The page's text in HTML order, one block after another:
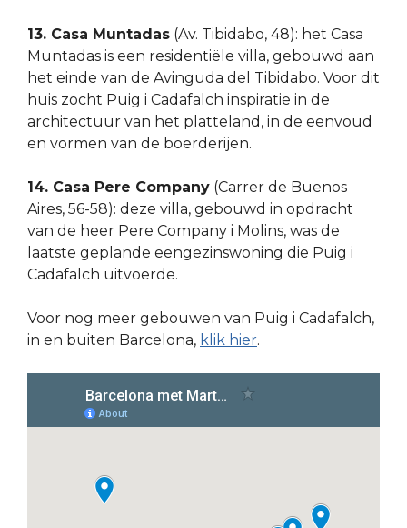
13. Casa Muntadas (Av. Tibidabo, 48): het Casa
Muntadas is een residentiële villa, gebouwd aan
het einde van de Avinguda del Tibidabo. Voor dit
huis zocht Puig i Cadafalch inspiratie in de
architectuur van het platteland, in de eenvoud
en vormen van de boerderijen.
14. Casa Pere Company (Carrer de Buenos
Aires, 56-58): deze villa, gebouwd in opdracht
van de heer Pere Company i Molins, was de
laatste geplande eengezinswoning die Puig i
Cadafalch uitvoerde.
Voor nog meer gebouwen van Puig i Cadafalch,
in en buiten Barcelona, klik hier.